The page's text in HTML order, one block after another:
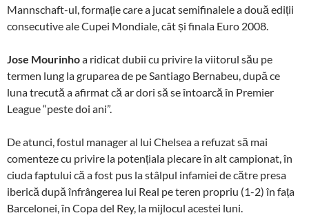
Mannschaft-ul, formație care a jucat semifinalele a două ediții
consecutive ale Cupei Mondiale, cât și finala Euro 2008.
Jose Mourinhoa ridicat dubii cu privire la viitorul său pe
termen lung la gruparea de pe Santiago Bernabeu, după ce
luna trecută a afirmat că ar dori să se întoarcă în Premier
League “peste doi ani”.
De atunci, fostul manager al lui Chelsea a refuzat să mai
comenteze cu privire la potențiala plecare în alt campionat, în
ciuda faptului că a fost pus la stâlpul infamiei de către presa
iberică după înfrângerea lui Real pe teren propriu (1-2) în fața
Barcelonei, în Copa del Rey, la mijlocul acestei luni.